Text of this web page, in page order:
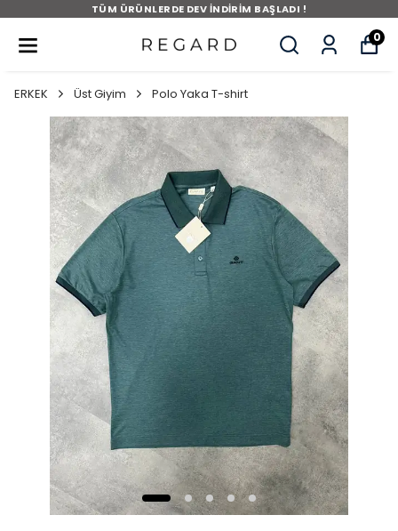
TÜM ÜRÜNLERDE DEV İNDİRİM BAŞLADI !
0
ERKEK Üst Giyim Polo Yaka T-shirt